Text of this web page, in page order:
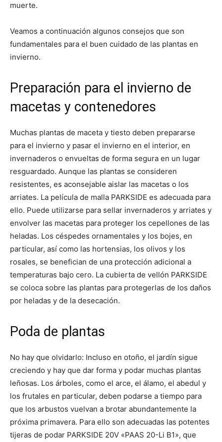
muerte.
Veamos a continuación algunos consejos que son
fundamentales para el buen cuidado de las plantas en
invierno.
Preparación para el invierno de
macetas y contenedores
Muchas plantas de maceta y tiesto deben prepararse
para el invierno y pasar el invierno en el interior, en
invernaderos o envueltas de forma segura en un lugar
resguardado. Aunque las plantas se consideren
resistentes, es aconsejable aislar las macetas o los
arriates. La película de malla PARKSIDE es adecuada para
ello. Puede utilizarse para sellar invernaderos y arriates y
envolver las macetas para proteger los cepellones de las
heladas. Los céspedes ornamentales y los bojes, en
particular, así como las hortensias, los olivos y los
rosales, se benefician de una protección adicional a
temperaturas bajo cero. La cubierta de vellón PARKSIDE
se coloca sobre las plantas para protegerlas de los daños
por heladas y de la desecación.
Poda de plantas
No hay que olvidarlo: Incluso en otoño, el jardín sigue
creciendo y hay que dar forma y podar muchas plantas
leñosas. Los árboles, como el arce, el álamo, el abedul y
los frutales en particular, deben podarse a tiempo para
que los arbustos vuelvan a brotar abundantemente la
próxima primavera. Para ello son adecuadas las potentes
tijeras de podar PARKSIDE 20V «PAAS 20-Li B1», que